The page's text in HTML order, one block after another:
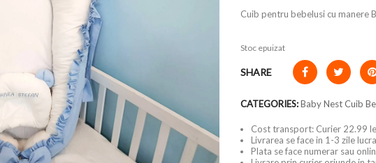
Cuib pentru bebelusi cu manere
Stoc epuizat
SHARE
CATEGORIES:Baby Nest Cuib
Cost transport: Curier 22.99
Livrarea se face in 1-3 zile
Plata se face numerar sau